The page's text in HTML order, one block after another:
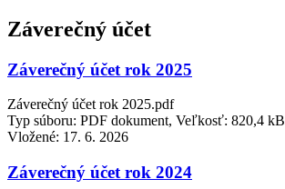
Záverečný účet
Záverečný účet rok 2025
Záverečný účet rok 2025.pdf
Typ súboru: PDF dokument, Veľkosť: 820,4 kB
Vložené: 17. 6. 2026
Záverečný účet rok 2024